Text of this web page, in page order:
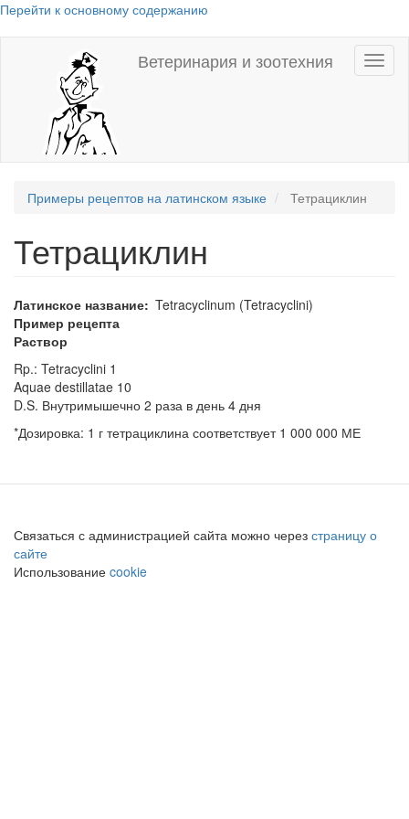
Перейти к основному содержанию
Ветеринария и зоотехния
Примеры рецептов на латинском языке Тетрациклин
Тетрациклин
Латинское название Tetracyclinum (Tetracyclini)
Пример рецепта
Раствор
Rp.: Tetracyclini 1
Aquae destillatae 10
D.S. Внутримышечно 2 раза в день 4 дня
*Дозировка: 1 г тетрациклина соответствует 1 000 000 МЕ
Связаться с администрацией сайта можно через страницу о
сайте
Использование cookie